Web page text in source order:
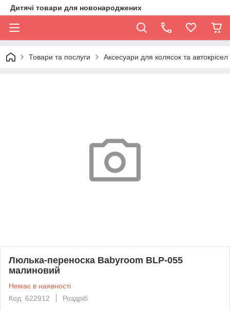
Дитячі товари для новонароджених
Товари та послуги Аксесуари для колясок та автокрісел
Люлька-переноска Babyroom BLP-055
малиновий
Немає в наявності
Код: 622912
Роздріб